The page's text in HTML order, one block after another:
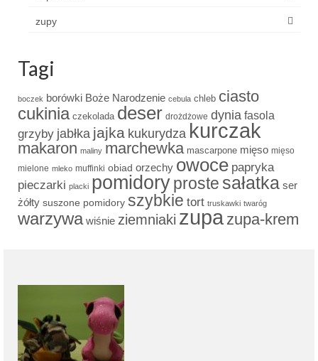
zupy
Tagi
boczek borówki Boże Narodzenie cebula chleb ciasto
cukinia czekolada deser drożdżowe dynia fasola
grzyby jabłka jajka kukurydza kurczak
makaron maliny marchewka mascarpone mięso mięso
mielone mleko muffinki obiad orzechy owoce papryka
pieczarki placki pomidoryproste sałatka ser
żółty suszone pomidory szybkie tort truskawki twaróg
warzywa wiśnie ziemniaki zupa zupa-krem